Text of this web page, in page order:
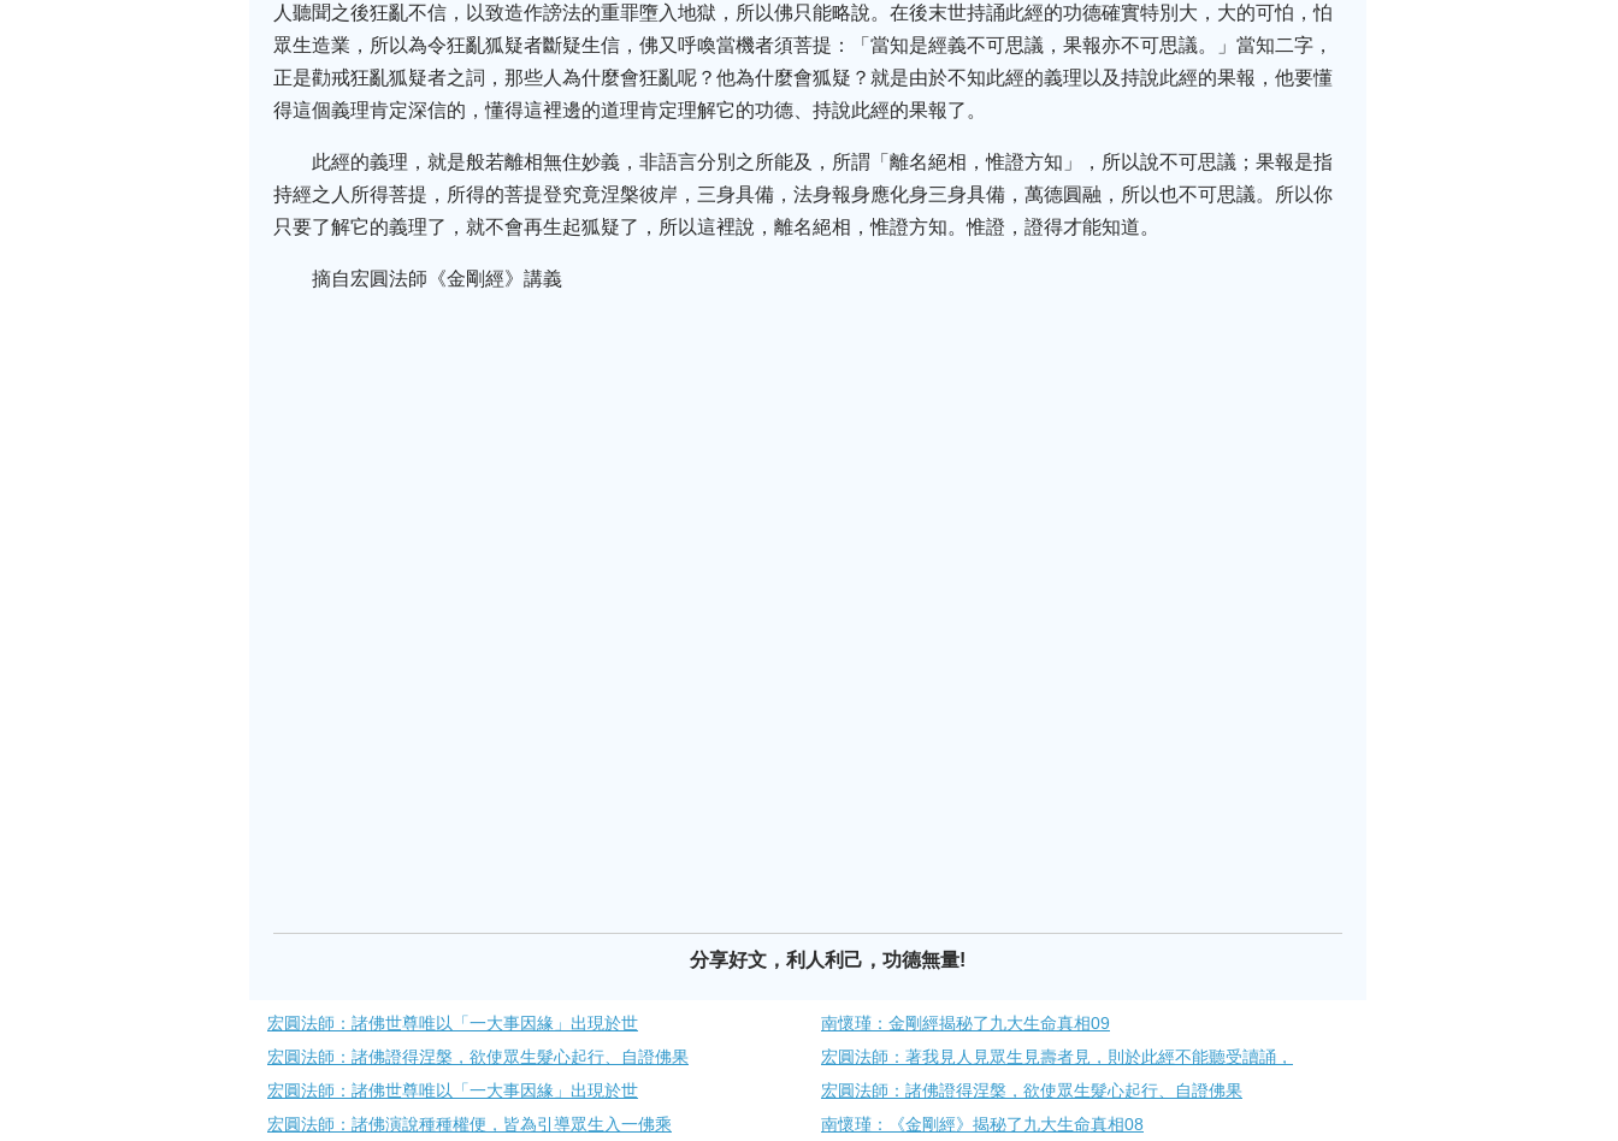
人聽聞之後狂亂不信，以致造作謗法的重罪墮入地獄，所以佛只能略說。在後末世持誦此經的功德確實特別大，大的可怕，怕
眾生造業，所以為令狂亂狐疑者斷疑生信，佛又呼喚當機者須菩提：「當知是經義不可思議，果報亦不可思議。」當知二字，
正是勸戒狂亂狐疑者之詞，那些人為什麼會狂亂呢？他為什麼會狐疑？就是由於不知此經的義理以及持說此經的果報，他要懂
得這個義理肯定深信的，懂得這裡邊的道理肯定理解它的功德、持說此經的果報了。
此經的義理，就是般若離相無住妙義，非語言分別之所能及，所謂「離名絕相，惟證方知」，所以說不可思議；果報是指
持經之人所得菩提，所得的菩提登究竟涅槃彼岸，三身具備，法身報身應化身三身具備，萬德圓融，所以也不可思議。所以你
只要了解它的義理了，就不會再生起狐疑了，所以這裡說，離名絕相，惟證方知。惟證，證得才能知道。
摘自宏圓法師《金剛經》講義
分享好文，利人利己，功德無量!
宏圓法師：諸佛世尊唯以「一大事因緣」出現於世
南懷瑾：金剛經揭秘了九大生命真相09
宏圓法師：諸佛證得涅槃，欲使眾生髮心起行、自證佛果
宏圓法師：著我見人見眾生見壽者見，則於此經不能聽受讀誦，
宏圓法師：諸佛世尊唯以「一大事因緣」出現於世
宏圓法師：諸佛證得涅槃，欲使眾生髮心起行、自證佛果
宏圓法師：諸佛演說種種權便，皆為引導眾生入一佛乘
南懷瑾：《金剛經》揭秘了九大生命真相08